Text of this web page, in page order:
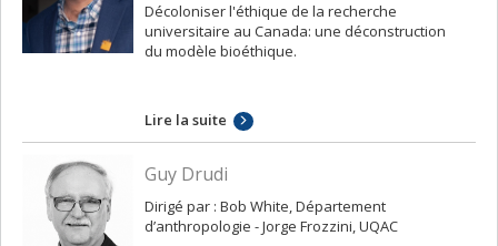
Décoloniser l'éthique de la recherche
universitaire au Canada: une déconstruction
du modèle bioéthique.
Lire la suite
Guy Drudi
Dirigé par : Bob White, Département
d’anthropologie - Jorge Frozzini, UQAC